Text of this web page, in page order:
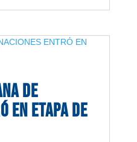
DE
EN ETAPA DE